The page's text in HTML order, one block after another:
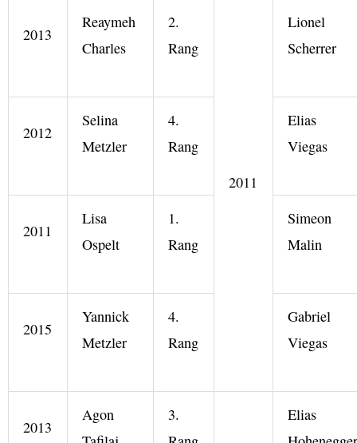
2013
Reaymeh
Charles
2.
Rang
2011
Lionel
Scherrer
2012
Selina
Metzler
4.
Rang
Elias
Viegas
2011
Lisa
Ospelt
1.
Rang
Simeon
Malin
2015
Yannick
Metzler
4.
Rang
Gabriel
Viegas
2013
Agon
3.
Elias